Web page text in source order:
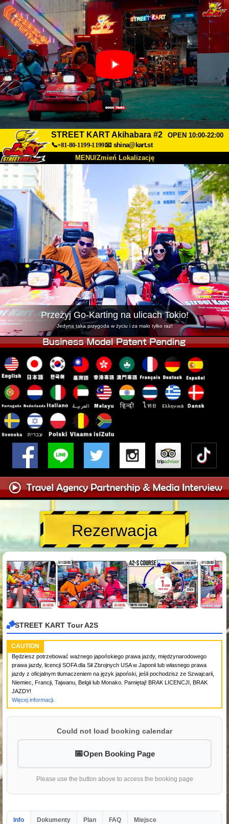
STREET KART Akihabara #2
OPEN 10:00-22:00
📞+81-80-1199-1199📧 shina@kart.st
MENU/Zmień Lokalizację
O nas Specyfikacja Cena
Dojazd FAQ
Firma Rezerwacja
Zmień Lokalizację
Tokyo Shinagawa Tokyo Akihabara#1
Tokyo Akihabara#2 Tokyo Shibuya
Tokyo Shibuya Annex Tokyo Bay
Tokyo Asakusa Osaka
Okinawa
Przeżyj Go-Karting na ulicach Tokio!
Jedyna taka przygoda w życiu i za mało tylko raz!
Rezerwacja
STREET KART Tour A2S
CAUTION
Będziesz potrzebować ważnego japońskiego prawa jazdy, międzynarodowego
prawa jazdy, licencji SOFA dla Sił Zbrojnych USA w Japonii lub własnego prawa
jazdy z oficjalnym tłumaczeniem na język japoński, jeśli pochodzisz ze Szwajcarii,
Niemiec, Francji, Tajwanu, Belgii lub Monako. Pamiętaj! BRAK LICENCJI, BRAK
JAZDY!
Więcej informacji.
Could not load booking calendar
Open Booking Page
Please use the button above to access the booking page
Info Dokumenty Plan FAQ Miejsce